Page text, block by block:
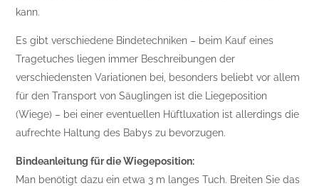
kann.
Es gibt verschiedene Bindetechniken – beim Kauf eines
Tragetuches liegen immer Beschreibungen der
verschiedensten Variationen bei, besonders beliebt vor allem
für den Transport von Säuglingen ist die Liegeposition
(Wiege) – bei einer eventuellen Hüftluxation ist allerdings die
aufrechte Haltung des Babys zu bevorzugen.
Bindeanleitung für die Wiegeposition:
Man benötigt dazu ein etwa 3 m langes Tuch. Breiten Sie das